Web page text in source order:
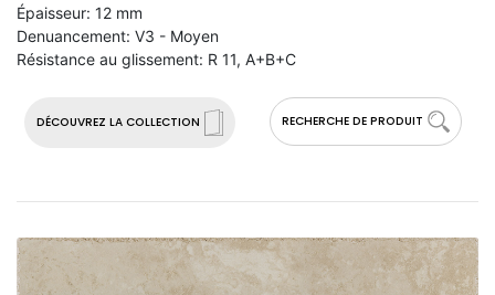
DÉCOUVREZ LA COLLECTION RECHERCHE DE PRODUIT
Épaisseur: 12 mm
Denuancement: V3 - Moyen
Résistance au glissement: R 11, A+B+C